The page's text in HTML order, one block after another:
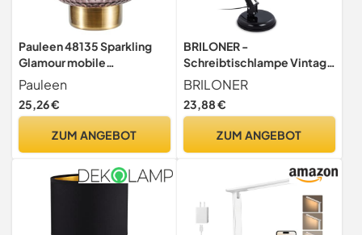
Pauleen 48135 Sparkling
Glamour mobile
Tischleuchte Glas
Tischlampe Timerfunktion
6H Batterie Glaslampe ohne
Pauleen
25,26 €
ZUM ANGEBOT
BRILONER -
Schreibtischlampe Vintage
mit Kabelschalter,
schwenkbar, E14 Fassung,
max. 25 Watt, Tischlampe,
Tischleuchte, Deko,
Bett, 53x15,5 cm, Schwarz
BRILONER
23,88 €
ZUM ANGEBOT